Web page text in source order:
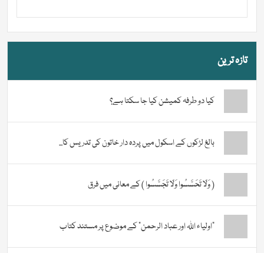
تازہ ترین
کیا دو طرفہ کمیشن کیا جا سکتا ہے؟
بالغ لڑکوں کے اسکول میں پردہ دار خاتون کی تدریس کا...
( وَلَا تَحَسَّسُوا وَلَا تَجَسَّسُوا ) کے معانی میں فرق
“اولیاء اللہ اور عباد الرحمن” کے موضوع پر مستند کتاب